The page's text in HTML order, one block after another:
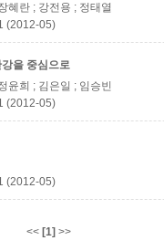
혜란 ; 강전용 ; 정태열
(2012-05)
강을 중심으로
윤희 ; 김은일 ; 임승빈
(2012-05)
(2012-05)
<< [1] >>